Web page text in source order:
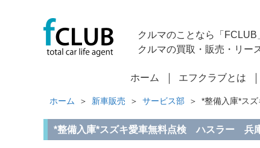
クルマのことなら「FCLUB
クルマの買取・販売・リー
ホーム エフクラブとは
ホーム 新車販売 サービス部 *整備入庫*ス
*整備入庫*スズキ愛車無料点検 ハスラー 兵